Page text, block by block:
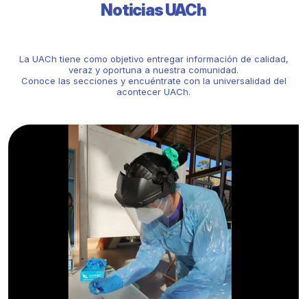
Noticias UACh
La UACh tiene como objetivo entregar información de calidad,
veraz y oportuna a nuestra comunidad.
Conoce las secciones y encuéntrate con la universalidad del
acontecer UACh.